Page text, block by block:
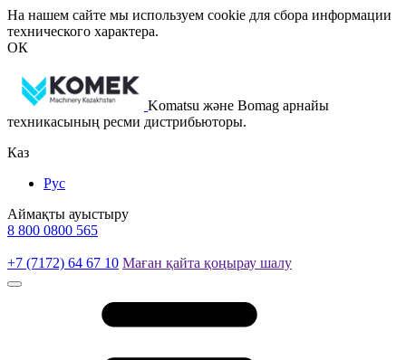
На нашем сайте мы используем cookie для сбора информации
технического характера.
ОК
Komatsu және Bomag арнайы
техникасының ресми дистрибьюторы.
Каз
Рус
Аймақты ауыстыру
8 800 0800 565
+7 (7172) 64 67 10 Маған қайта қоңырау шалу